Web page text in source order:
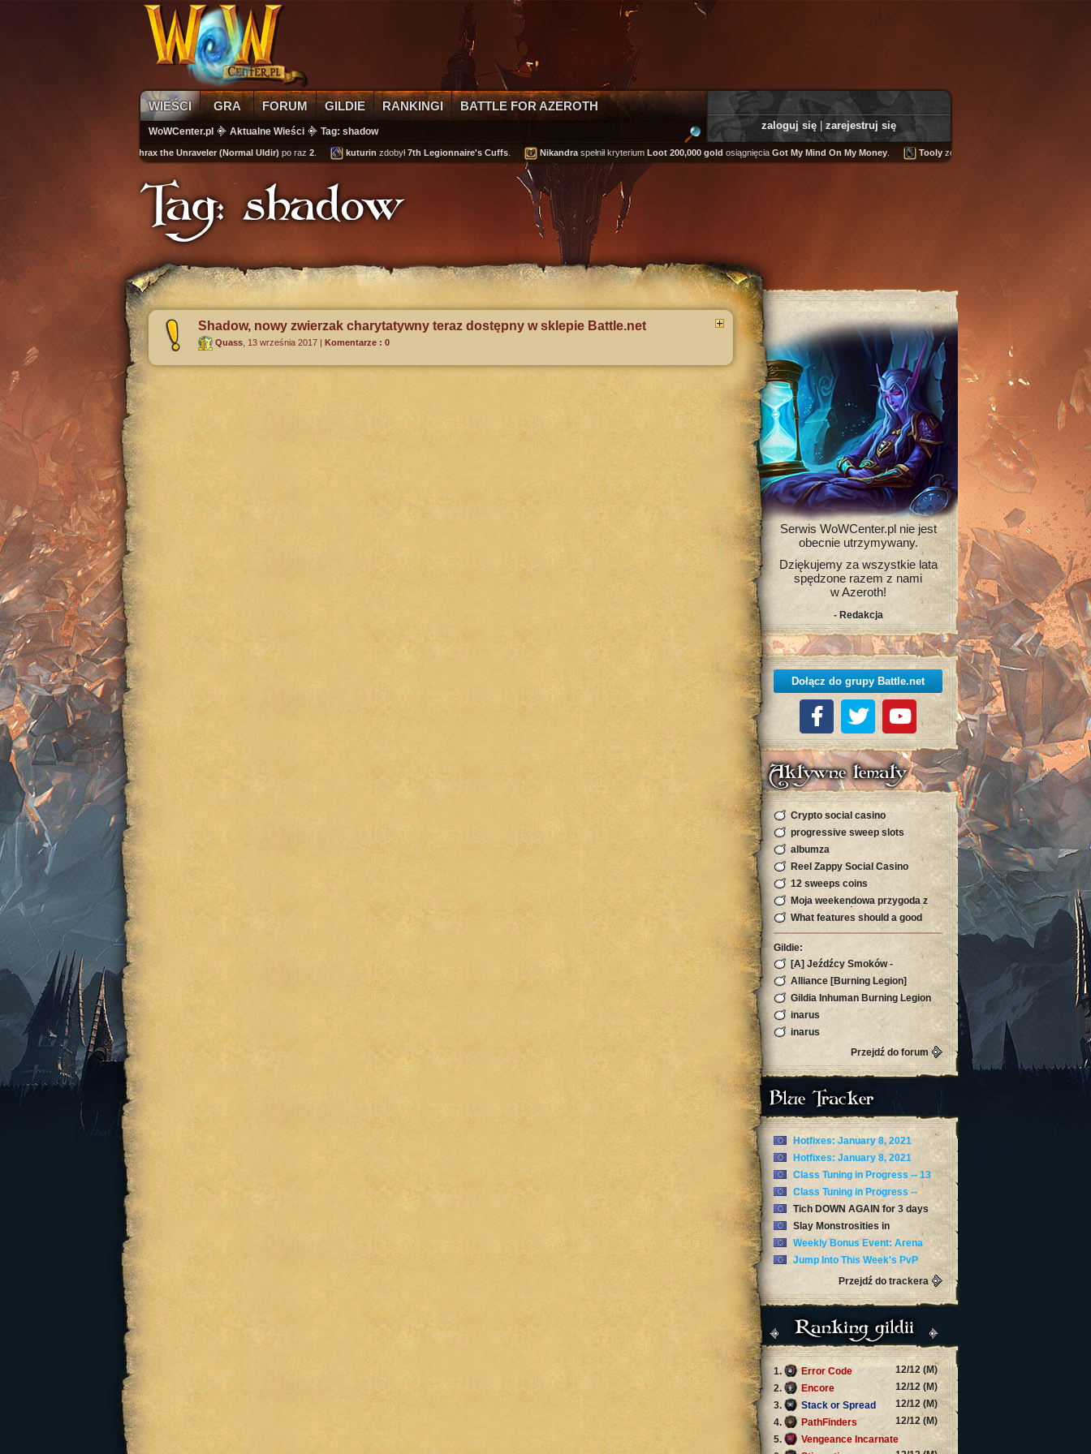
zaloguj się zarejestruj się
WIEŚCI GRA FORUM GILDIE RANKINGI BATTLE FOR AZEROTH
WoWCenter.pl Aktualne Wieści Tag: shadow
Mythrax the Unraveler (Normal Uldir)po raz 2. kuturinzdobył 7th Legionnaire's Cuffs. Nikandraspełnił kryteriumLoot 200,000 goldosiągnięciaGot My Mind On My Money . Toolyzdobył Fairweather Helm
Tag: shadow
Serwis WoWCenter.pl nie jest
obecnie utrzymywany.
Dziękujemy za wszystkie lata
spędzone razem z nami
w Azeroth!
- Redakcja
Dołącz do grupy Battle.net
Aktywne tematy
Crypto social casino
progressive sweep slots
albumza
Reel Zappy Social Casino
12 sweeps coins
Moja weekendowa przygoda z
kryptowalutą, która zaskoczyła
mnie sWhat features should a good
sports site have in Bangladesh
Gildie:
[A] Jeźdźcy Smoków -
Silvermoon
Alliance [Burning Legion]
Gildia Inhuman Burning Legion
Horda Zapraszamy
inarus
inarus
Przejdź do forum
Blue Tracker
Hotfixes: January 8, 2021
Hotfixes: January 8, 2021
Class Tuning in Progress -- 13
JanuaryClass Tuning in Progress --
January 12
Tich DOWN AGAIN for 3 days
now Slay Monstrosities in
Torghast’s Twisting Corridors
Weekly Bonus Event: Arena
Skirmishes
Jump Into This Week's PvP
Przejdź do trackera
Ranking gildii
1. Error Code
12/12 (M)
2.
Encore
12/12 (M)
3.
Stack or Spread
12/12 (M)
4.
PathFinders
12/12 (M)
5.
Vengeance Incarnate
12/12 (M)
Shadow, nowy zwierzak charytatywny teraz dostępny w sklepie Battle.net
Quass 13 września 2017 | Komentarze : 0